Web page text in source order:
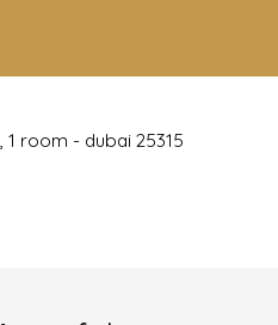
room - dubai 25315